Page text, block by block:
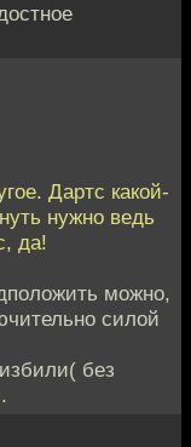
Дартс какой-
нужно ведь
да!
можно,
силой
без